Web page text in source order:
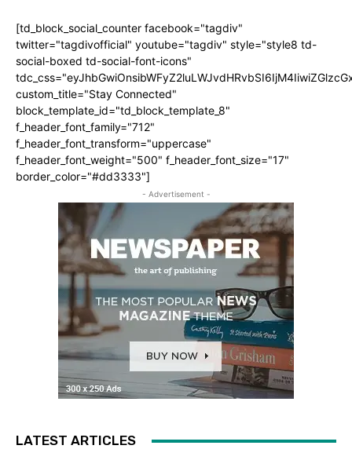
[td_block_social_counter facebook="tagdiv"
twitter="tagdivofficial" youtube="tagdiv" style="style8 td-
social-boxed td-social-font-icons"
custom_title="Stay Connected"
block_template_id="td_block_template_8"
f_header_font_family="712"
f_header_font_transform="uppercase"
f_header_font_weight="500" f_header_font_size="17"
border_color="#dd3333"]
- Advertisement -
LATEST ARTICLES